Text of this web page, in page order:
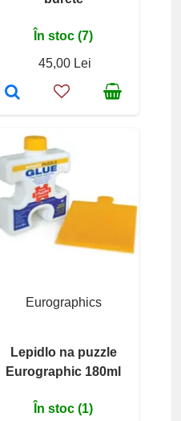
În stoc (7)
45,00 Lei
Eurographics
Lepidlo na puzzle
Eurographic 180ml
În stoc (1)